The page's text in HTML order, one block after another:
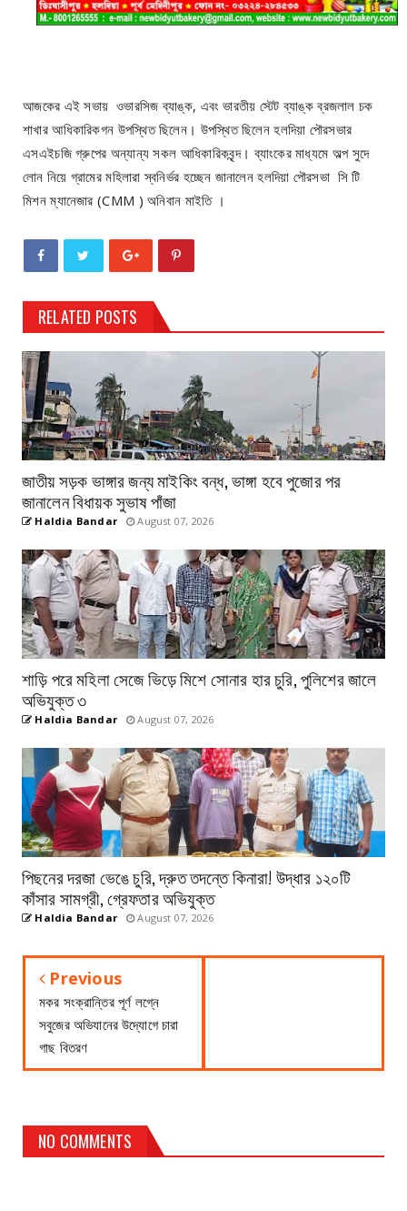
আজকের এই সভায় ওভারসিজ ব্যাঙ্ক, এবং ভারতীয় স্টেট ব্যাঙ্ক ব্রজলাল চক
শাখার আধিকারিকগন উপস্থিত ছিলেন। উপস্থিত ছিলেন হলদিয়া পৌরসভার
এসএইচজি গ্রুপের অন্যান্য সকল আধিকারিকবৃন্দ। ব্যাংকের মাধ্যমে অল্প সুদে
লোন নিয়ে গ্রামের মহিলারা স্বনির্ভর হচ্ছেন জানালেন হলদিয়া পৌরসভা সি টি
মিশন ম্যানেজার (CMM ) অনিবান মাইতি ।
RELATED POSTS
জাতীয় সড়ক ভাঙ্গার জন্য মাইকিং বন্ধ, ভাঙ্গা হবে পুজোর পর
জানালেন বিধায়ক সুভাষ পাঁজা
Haldia Bandar August 07, 2026
শাড়ি পরে মহিলা সেজে ভিড়ে মিশে সোনার হার চুরি, পুলিশের জালে
অভিযুক্ত ৩
Haldia Bandar August 07, 2026
পিছনের দরজা ভেঙে চুরি, দ্রুত তদন্তে কিনারা! উদ্ধার ১২০টি
কাঁসার সামগ্রী, গ্রেফতার অভিযুক্ত
Haldia Bandar August 07, 2026
Previous
মকর সংক্রান্তির পূর্ণ লগ্নে
সবুজের অভিযানের উদ্যোগে চারা
গাছ বিতরণ
NO COMMENTS